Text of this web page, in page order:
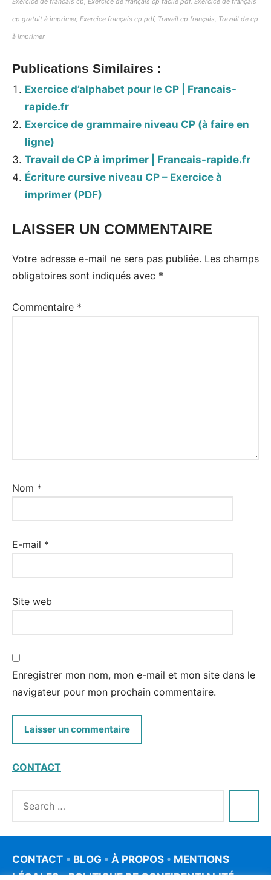
cp gratuit à imprimer, Exercice français cp pdf, Travail cp français, Travail de cp
à imprimer
Publications Similaires :
Exercice d’alphabet pour le CP | Francais-
rapide.fr
Exercice de grammaire niveau CP (à faire en
ligne)
Travail de CP à imprimer | Francais-rapide.fr
Écriture cursive niveau CP – Exercice à
imprimer (PDF)
LAISSER UN COMMENTAIRE
Votre adresse e-mail ne sera pas publiée. Les champs
obligatoires sont indiqués avec *
Commentaire *
Nom *
E-mail *
Site web
Enregistrer mon nom, mon e-mail et mon site dans le
navigateur pour mon prochain commentaire.
CONTACT
CONTACT • BLOG • À PROPOS • MENTIONS
LÉGALES•POLITIQUE DE CONFIDENTIALITÉ